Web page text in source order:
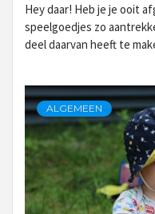
Hey daar! Heb je je ooit
speelgoedjes zo
deel daarvan heeft te
ALGEMEEN